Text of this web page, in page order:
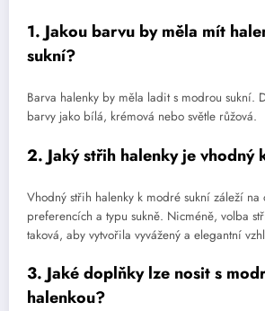
1. Jakou barvu by měla mít
sukní?
Barva halenky by měla ladit s modrou sukní.
barvy jako bílá, krémová nebo světle růžová.
2. Jaký střih halenky je vhodný
Vhodný střih halenky k modré sukní záleží na
preferencích a typu sukně. Nicméně, volba
taková, aby vytvořila vyvážený a elegantní
3. Jaké doplňky lze nosit s
halenkou?